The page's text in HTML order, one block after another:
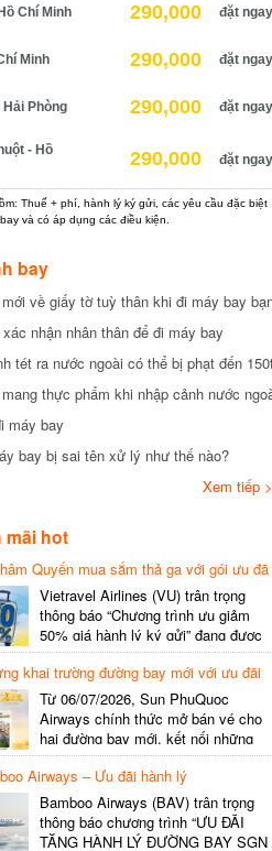
Chí Minh 290,000 đặt ngay
Minh 290,000 đặt ngay
Phòng 290,000 đặt ngay
- Hồ
290,000 đặt ngay
Thuế + phí, hành lý ký gửi, các yêu cầu đặc biệt
và có áp dụng các điều kiện.
bay
về giấy tờ tuỳ thân khi đi máy bay bạn
nhận nhân thân để đi máy bay
tét ra nước ngoài có thể bị phạt đến 150tr
thực phẩm khi nhập cảnh nước ngoài
bay
bay bị sai tên xử lý như thế nào?
Xem tiếp >>
hot
Quyến mua sắm thả ga với gói ưu đã
gói cước
Vietravel Airlines (VU) trân trọng
thông báo “Chương trình ưu giảm
50% giá hành lý ký gửi” đang được
triển khai cho đường bay quốc tế mới
kết nối từ TP. Hồ Chí Minh
(SGN) đi Thâm Quyến – Trung Quốc
(SZX), chi tiết như sau: LỊCH BAY
CHI TIẾT Đường bay SHCB Giờ khởi
hành Giờ đến Tần suất…
khai trường đường bay mới với ưu đãi
Từ 06/07/2026, Sun PhuQuoc
Airways chính thức mở bán vé cho
hai đường bay mới, kết nối những
điểm đến giàu trải nghiệm, giúp hành
khách khám phá vẻ đẹp thiên nhiên
và văn hóa của miền Trung Việt Nam.
Thông tin đường bay mới Đường bay
SHCB Giờ bay Tần suất Thời gian
Airways – Ưu đãi hành lý
Bamboo Airways (BAV) trân trọng
thông báo chương trình “ƯU ĐÃI
TẶNG HÀNH LÝ ĐƯỜNG BAY SGN –